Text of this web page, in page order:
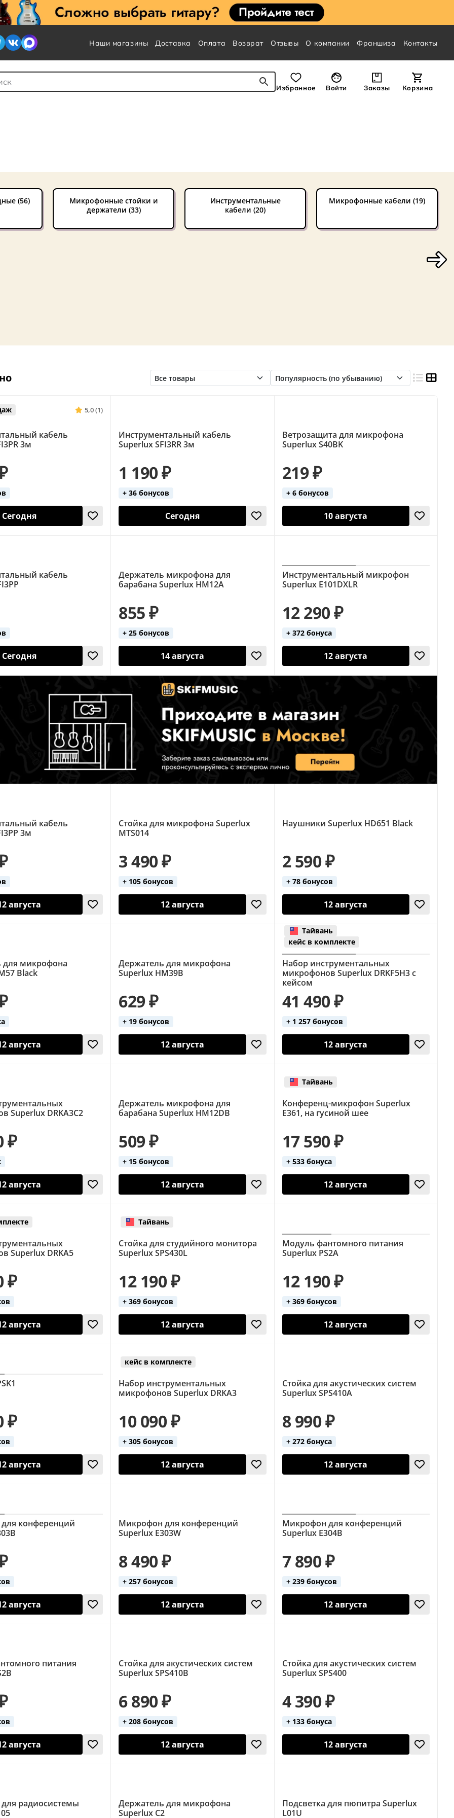
Наши магазины Доставка Оплата Возврат Отзывы О компании Франшиза Контакты
для Поиска
Избранное Войти Заказы Корзина
(56)
Микрофонные стойки и
держатели (33)
Инструментальные
кабели (20)
Микрофонные кабели (19)
5,0 (1)
кабель
3м
Сегодня
Инструментальный кабель
Superlux SFI3RR 3м
1 190 ₽
+ 36 бонусов
Сегодня
Ветрозащита для микрофона
Superlux S40BK
219 ₽
+ 6 бонусов
10 августа
кабель
Сегодня
Держатель микрофона для
барабана Superlux HM12A
855 ₽
+ 25 бонусов
14 августа
Инструментальный микрофон
Superlux E101DXLR
12 290 ₽
+ 372 бонуса
12 августа
кабель
3м
августа
Стойка для микрофона Superlux
MTS014
3 490 ₽
+ 105 бонусов
12 августа
Наушники Superlux HD651 Black
2 590 ₽
+ 78 бонусов
12 августа
для микрофона
Black
августа
Держатель для микрофона
Superlux HM39B
629 ₽
+ 19 бонусов
12 августа
Набор инструментальных
микрофонов Superlux DRKF5H3 с
кейсом
Тайвань
кейс в комплекте
41 490 ₽
+ 1 257 бонусов
12 августа
Superlux DRKA3C2
₽
августа
Держатель микрофона для
барабана Superlux HM12DB
509 ₽
+ 15 бонусов
12 августа
Конференц-микрофон Superlux
E361, на гусиной шее
Тайвань
17 590 ₽
+ 533 бонуса
12 августа
Superlux DRKA5
₽
августа
Стойка для студийного монитора
Superlux SPS430L
Тайвань
12 190 ₽
+ 369 бонусов
12 августа
Модуль фантомного питания
Superlux PS2A
12 190 ₽
+ 369 бонусов
12 августа
₽
августа
Набор инструментальных
микрофонов Superlux DRKA3
кейс в комплекте
10 090 ₽
+ 305 бонусов
12 августа
Стойка для акустических систем
Superlux SPS410A
8 990 ₽
+ 272 бонуса
12 августа
конференций
августа
Микрофон для конференций
Superlux E303W
8 490 ₽
+ 257 бонусов
12 августа
Микрофон для конференций
Superlux E304B
7 890 ₽
+ 239 бонусов
12 августа
питания
августа
Стойка для акустических систем
Superlux SPS410B
6 890 ₽
+ 208 бонусов
12 августа
Стойка для акустических систем
Superlux SPS400
4 390 ₽
+ 133 бонуса
12 августа
радиосистемы
Держатель для микрофона
Superlux C2
Подсветка для пюпитра Superlux
L01U